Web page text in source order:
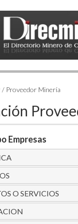
/ Proveedor Minería
Empresas
O SERVICIOS